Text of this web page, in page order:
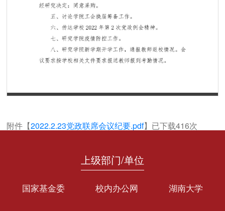
附件【2022.2.23党政联席会议纪要.pdf】已下载416次
上级部门/单位
国家基金委 校内办公网 湖南大学